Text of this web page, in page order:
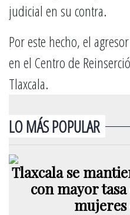
judicial en su contra.
Por este hecho, el
en el Centro de
Tlaxcala.
LO MÁS POPULAR
Tlaxcala se
con mayor
mujeres